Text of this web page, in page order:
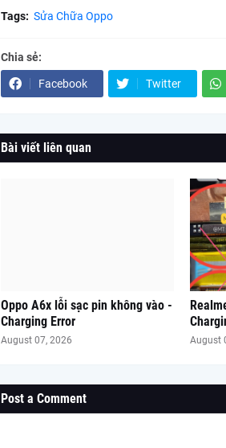
Tags: Sửa Chữa Oppo
Chia sẻ:
Facebook Twitter
Bài viết liên quan
Oppo A6x lỗi sạc pin không vào -
Charging Error
August 07, 2026 August
Post a Comment